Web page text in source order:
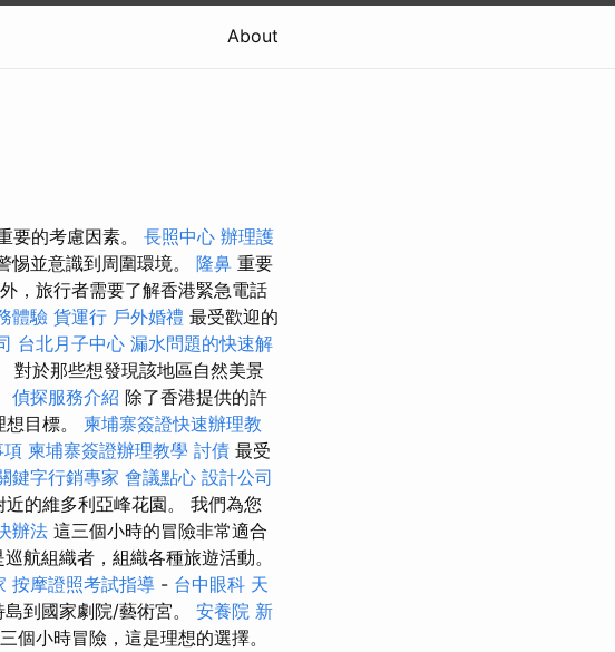
About
要的考慮因素。 長照中心 辦理護
惕並意識到周圍環境。 隆鼻 重要
，旅行者需要了解香港緊急電話
體驗 貨運行 戶外婚禮 最受歡迎的
台北月子中心 漏水問題的快速解
對於那些想發現該地區自然美景
偵探服務介紹 除了香港提供的許
目標。 柬埔寨簽證快速辦理教
項 柬埔寨簽證辦理教學 討債 最受
鍵字行銷專家 會議點心 設計公司
的維多利亞峰花園。 我們為您
辦法 這三個小時的冒險非常適合
航組織者，組織各種旅遊活動。
按摩證照考試指導 - 台中眼科 天
到國家劇院/藝術宮。 安養院 新
個小時冒險，這是理想的選擇。